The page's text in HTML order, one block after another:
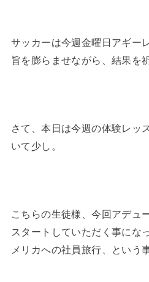
サッカーは今週金曜日アギー
旨を膨らませながら、結果を
さて、本日は今週の体験レッ
いて少し。
こちらの生徒様、今回アデュ
スタートしていただく事にな
メリカへの社員旅行、という